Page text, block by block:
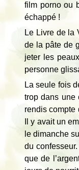
film porno ou
échappé !
Le Livre de la
de la pâte de
jeter les
personne
La seule fois
trop dans une
rendis compte
Il y avait un
le dimanche
du
que de